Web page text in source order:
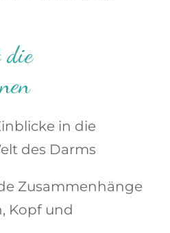
die
in die
des Darms
Zusammenhänge
Kopf und